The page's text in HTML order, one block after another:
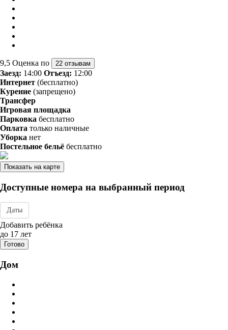
9,5 Оценка по 22 отзывам
Заезд: 14:00 Отъезд: 12:00
Интернет (бесплатно)
Курение (запрещено)
Трансфер
Игровая площадка
Парковка бесплатно
Оплата только наличные
Уборка нет
Постельное бельё бесплатно
Показать на карте
Доступные номера на выбранный период
Даты
Дата заезда - отъезда
Добавить ребёнка
до 17 лет
Готово
Дом